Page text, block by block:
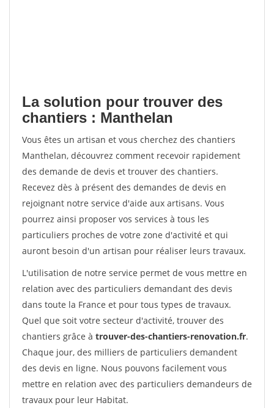
La solution pour trouver des
chantiers : Manthelan
Vous êtes un artisan et vous cherchez des chantiers
Manthelan, découvrez comment recevoir rapidement
des demande de devis et trouver des chantiers.
Recevez dès à présent des demandes de devis en
rejoignant notre service d'aide aux artisans. Vous
pourrez ainsi proposer vos services à tous les
particuliers proches de votre zone d'activité et qui
auront besoin d'un artisan pour réaliser leurs travaux.
L'utilisation de notre service permet de vous mettre en
relation avec des particuliers demandant des devis
dans toute la France et pour tous types de travaux.
Quel que soit votre secteur d'activité, trouver des
chantiers grâce à trouver-des-chantiers-renovation.fr.
Chaque jour, des milliers de particuliers demandent
des devis en ligne. Nous pouvons facilement vous
mettre en relation avec des particuliers demandeurs de
travaux pour leur Habitat.